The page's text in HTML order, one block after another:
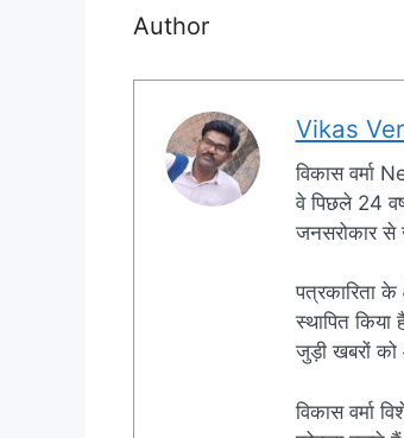
Author
Vikas
विकास
वे पिछले 24
जनसरोकार से
पत्रकारिता
स्थापित
जुड़ी खबरों को
विकास वर्मा